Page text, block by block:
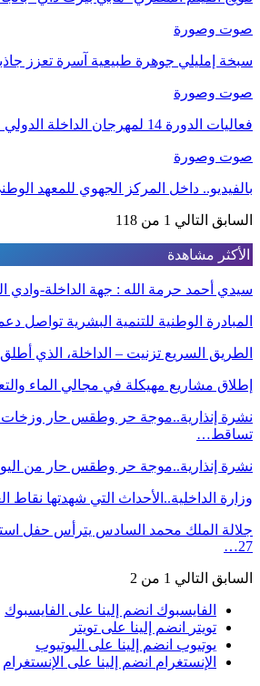
صوت وصورة
سبخة إمليلي جوهرة طبيعية آسرة تعزز
صوت وصورة
فعاليات الدورة 14 لمهرجان الداخلة الدولي للفيلم
صوت وصورة
بالفيديو.. داخل المركز الجهوي للمعهد
السابق التالي 1 من 118
الأكثر مشاهدة
سيدي أحمد حرمة الله : جهة الداخلة-
المبادرة الوطنية للتنمية البشرية تواصل
الطريق السريع تزنيت – الداخلة، الذي
إطلاق مشاريع مهيكلة في مجالي الماء
نشرة إنذارية..موجة حر وطقس حار وزخات
تساقط…
نشرة إنذارية..موجة حر وطقس حار من
وزارة الداخلية..الأحداث التي شهدتها نقاط
جلالة الملك محمد السادس يترأس حفل
27…
السابق التالي 1 من 2
الفايسبوك انضم إلينا على الفايسبوك
تويتر
انضم إلينا على تويتر
يوتيوب انضم إلينا على اليوتيوب
الإنستغرام انضم إلينا على الإنستغرام